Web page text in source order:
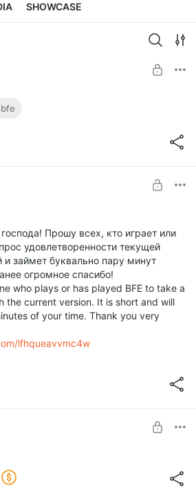
SHOWCASE
(so far)
bfe
Прошу всех, кто играет или
удовлетворенности текущей
и займет буквально пару минут
огромное спасибо!
who plays or has played BFE to take a
the current version. It is short and will
of your time. Thank you very
lfhqueavvmc4w